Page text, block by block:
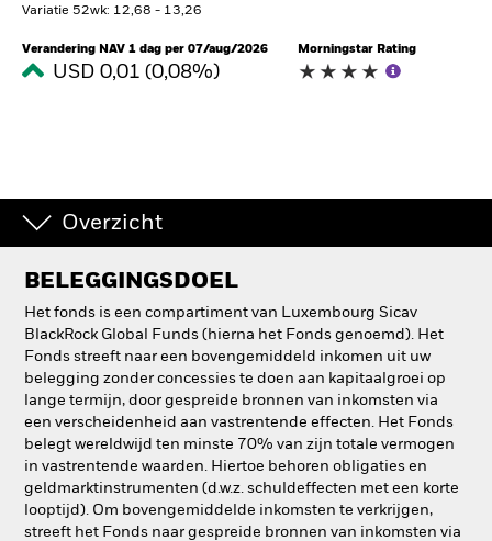
Variatie 52wk: 12,68 - 13,26
Verandering NAV 1 dag per 07/aug/2026
USD 0,01 (0,08%)
Morningstar Rating
Overzicht
BELEGGINGSDOEL
Het fonds is een compartiment van Luxembourg Sicav
BlackRock Global Funds (hierna het Fonds genoemd). Het
Fonds streeft naar een bovengemiddeld inkomen uit uw
belegging zonder concessies te doen aan kapitaalgroei op
lange termijn, door gespreide bronnen van inkomsten via
een verscheidenheid aan vastrentende effecten. Het Fonds
belegt wereldwijd ten minste 70% van zijn totale vermogen
in vastrentende waarden. Hiertoe behoren obligaties en
geldmarktinstrumenten (d.w.z. schuldeffecten met een korte
looptijd). Om bovengemiddelde inkomsten te verkrijgen,
streeft het Fonds naar gespreide bronnen van inkomsten via